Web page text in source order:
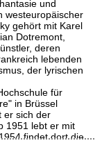
P. ALECHINSKY
Pointes. 1972. , 1972
€ 2.440
und
westeuropäischer
gehört mit Karel
Dotremont,
deren
lebenden
der lyrischen
für
in Brüssel
er sich der
1951 lebt er mit
findet dort die
der 1950er
und